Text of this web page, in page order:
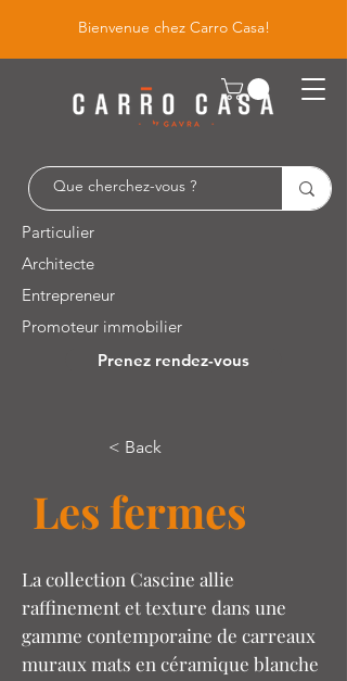
Bienvenue chez Carro Casa!
Particulier
Architecte
Entrepreneur
Promoteur immobilier
Prenez rendez-vous
Leuvensesteenweg 526 / 1930 Zaventem
< Back
Les fermes
La collection Cascine allie
raffinement et texture dans une
gamme contemporaine de carreaux
muraux mats en céramique blanche